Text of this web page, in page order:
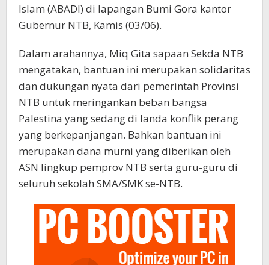
Islam (ABADI) di lapangan Bumi Gora kantor
Gubernur NTB, Kamis (03/06).
Dalam arahannya, Miq Gita sapaan Sekda NTB
mengatakan, bantuan ini merupakan solidaritas
dan dukungan nyata dari pemerintah Provinsi
NTB untuk meringankan beban bangsa
Palestina yang sedang di landa konflik perang
yang berkepanjangan. Bahkan bantuan ini
merupakan dana murni yang diberikan oleh
ASN lingkup pemprov NTB serta guru-guru di
seluruh sekolah SMA/SMK se-NTB.